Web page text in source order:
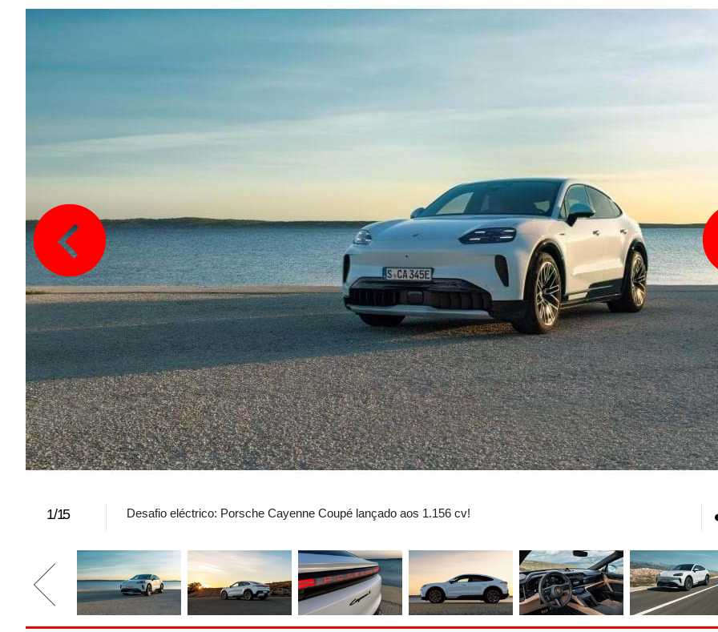
1/15 Desafio eléctrico: Porsche Cayenne Coupé lançado aos 1.156 cv!
Mercedes-AMG CLA
recordes eléctricos em